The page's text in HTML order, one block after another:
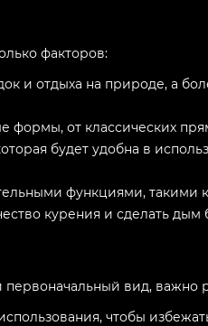
факторов:
и отдыха на природе, а
формы, от классических
будет удобна в
функциями, такими
курения и сделать дым
вид, важно
чтобы